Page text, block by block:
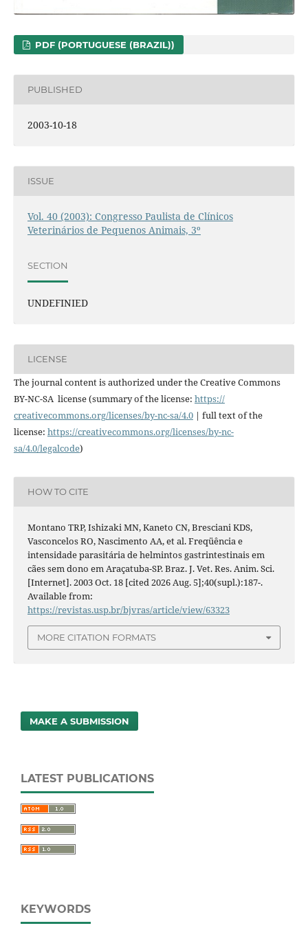
PDF (PORTUGUESE (BRAZIL))
PUBLISHED
2003-10-18
ISSUE
Vol. 40 (2003): Congresso Paulista de Clínicos
Veterinários de Pequenos Animais, 3º
SECTION
UNDEFINIED
LICENSE
The journal content is authorized under the Creative Commons
BY-NC-SA license (summary of the license: https://
creativecommons.org/licenses/by-nc-sa/4.0| full text of the
license: https://creativecommons.org/licenses/by-nc-
sa/4.0/legalcode)
HOW TO CITE
Montano TRP, Ishizaki MN, Kaneto CN, Bresciani KDS,
Vasconcelos RO, Nascimento AA, et al. Freqüência e
intensidade parasitária de helmintos gastrintestinais em
cães sem dono em Araçatuba-SP. Braz. J. Vet. Res. Anim. Sci.
[Internet]. 2003 Oct. 18 [cited 2026 Aug. 5];40(supl.):187-.
Available from:
https://revistas.usp.br/bjvras/article/view/63323
MORE CITATION FORMATS
MAKE A SUBMISSION
LATEST PUBLICATIONS
KEYWORDS